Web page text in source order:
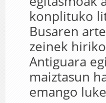
konplituko
Busaren
zeinek
Antiguara
maiztasun
emango